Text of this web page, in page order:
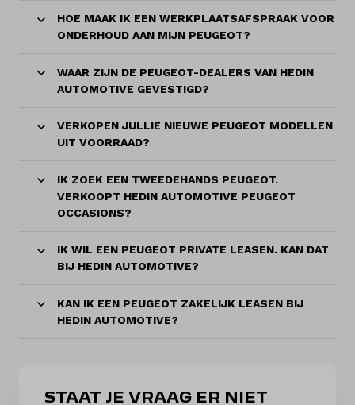
HOE MAAK IK EEN WERKPLAATSAFSPRAAK VOOR
ONDERHOUD AAN MIJN PEUGEOT?
WAAR ZIJN DE PEUGEOT-DEALERS VAN HEDIN
AUTOMOTIVE GEVESTIGD?
VERKOPEN JULLIE NIEUWE PEUGEOT MODELLEN
UIT VOORRAAD?
IK ZOEK EEN TWEEDEHANDS PEUGEOT.
VERKOOPT HEDIN AUTOMOTIVE PEUGEOT
OCCASIONS?
IK WIL EEN PEUGEOT PRIVATE LEASEN. KAN DAT
BIJ HEDIN AUTOMOTIVE?
KAN IK EEN PEUGEOT ZAKELIJK LEASEN BIJ
HEDIN AUTOMOTIVE?
STAAT JE VRAAG ER NIET